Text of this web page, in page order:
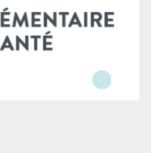
autant d’atteintes
système judiciaire. Cette
projet gouvernemental, déjà
et sera, à n’en pas
d’une audience quand une
vite permet de mettre fin à